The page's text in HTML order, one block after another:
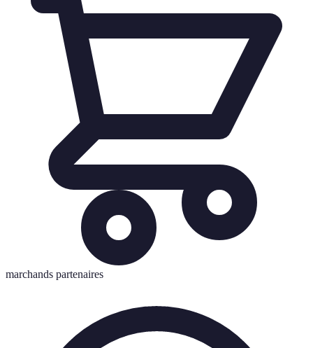
marchands partenaires